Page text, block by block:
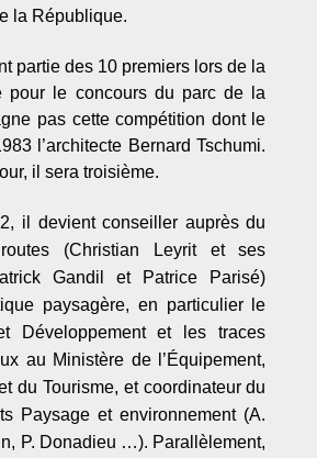
la République.
partie des 10 premiers lors de la
pour le concours du parc de la
pas cette compétition dont le
l’architecte Bernard Tschumi.
il sera troisième.
il devient conseiller auprès du
(Christian Leyrit et ses
Gandil et Patrice Parisé)
paysagère, en particulier le
Développement et les traces
au Ministère de l’Équipement,
du Tourisme, et coordinateur du
Paysage et environnement (A.
P. Donadieu …). Parallèlement,